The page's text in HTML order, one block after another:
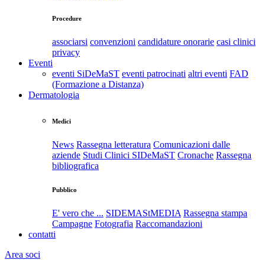
Procedure
associarsi convenzioni candidature onorarie casi clinici
privacy
Eventi
eventi SiDeMaST eventi patrocinati altri eventi FAD
(Formazione a Distanza)
Dermatologia
Medici
News Rassegna letteratura Comunicazioni dalle
aziende Studi Clinici SIDeMaST Cronache Rassegna
bibliografica
Pubblico
E' vero che ... SIDEMAStMEDIA Rassegna stampa
Campagne Fotografia Raccomandazioni
contatti
Area soci